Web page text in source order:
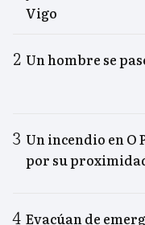
Vigo
Un hombre se
Un incendio en
por su
Evacúan de